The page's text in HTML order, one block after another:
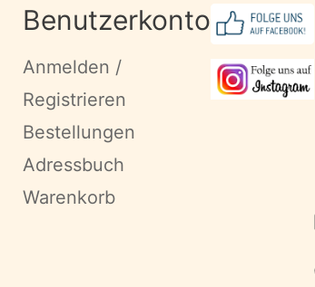
Benutzerkonto
Anmelden /
Registrieren
Bestellungen
Adressbuch
Warenkorb